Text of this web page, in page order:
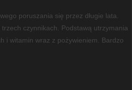
poruszania się przez długie lata.
czynnikach. Podstawą utrzymania
i witamin wraz z pożywieniem. Bardzo